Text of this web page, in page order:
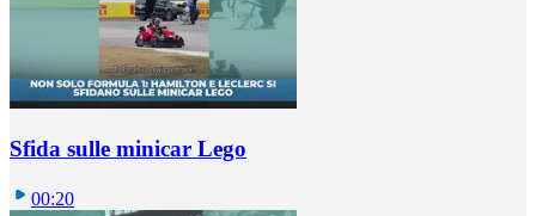
Sfida sulle minicar Lego
00:20